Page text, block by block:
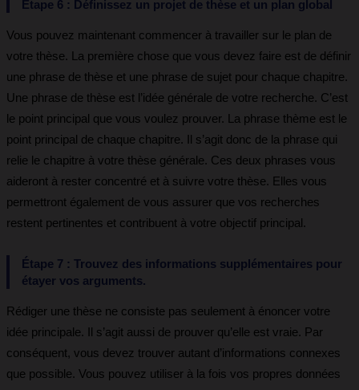
Étape 6 : Définissez un projet de thèse et un plan global
Vous pouvez maintenant commencer à travailler sur le plan de
votre thèse. La première chose que vous devez faire est de définir
une phrase de thèse et une phrase de sujet pour chaque chapitre.
Une phrase de thèse est l’idée générale de votre recherche. C’est
le point principal que vous voulez prouver. La phrase thème est le
point principal de chaque chapitre. Il s’agit donc de la phrase qui
relie le chapitre à votre thèse générale. Ces deux phrases vous
aideront à rester concentré et à suivre votre thèse. Elles vous
permettront également de vous assurer que vos recherches
restent pertinentes et contribuent à votre objectif principal.
Étape 7 : Trouvez des informations supplémentaires pour
étayer vos arguments.
Rédiger une thèse ne consiste pas seulement à énoncer votre
idée principale. Il s’agit aussi de prouver qu’elle est vraie. Par
conséquent, vous devez trouver autant d’informations connexes
que possible. Vous pouvez utiliser à la fois vos propres données